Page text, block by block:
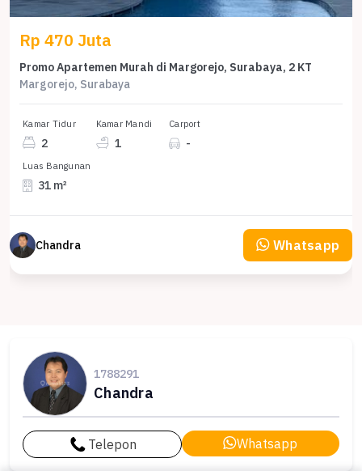
Rp 470 Juta
Promo Apartemen Murah di Margorejo, Surabaya, 2 KT
Margorejo, Surabaya
Kamar Tidur
2
Kamar Mandi
1
Carport
-
Luas Bangunan
31 m²
Chandra Whatsapp
1788291
Chandra
Telepon Whatsapp